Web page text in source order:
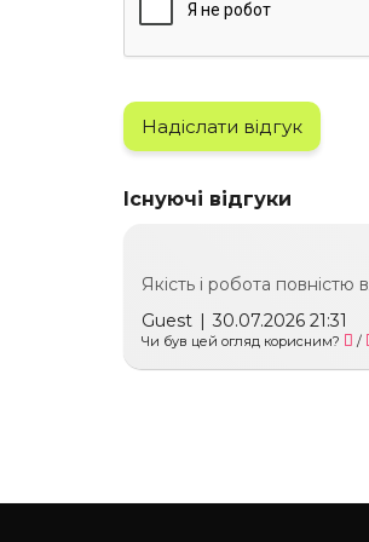
Надіслати відгук
Існуючі відгуки
Якість і робота
Guest | 30.07.2026 21:31
Чи був цей огляд корисним? /